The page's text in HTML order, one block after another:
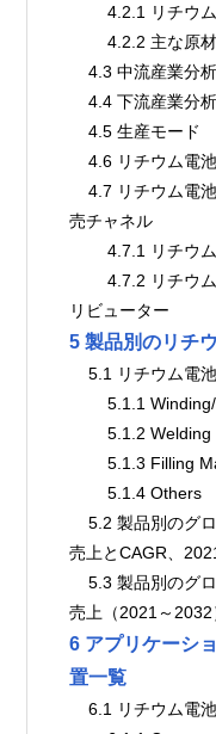
4.2.1
4.2.2
    4.3 中流産業分析
    4.4 下流産業分析
    4.5 生産モード
4.6 リチウム
    4.7 リチウム電池組立装置業界の販売モデルと販
売チャネル
4.7.1
        4.7.2 リチウム電池組立装置代表的なディスト
リビューター
5 製品別のリチ
5.1 リチウム
5.1.1
5.1.2
5.1.3
        5.1.4 Others
    5.2 製品別のグローバルリチウム電池組立装置の
売上とCAGR、
    5.3 製品別のグローバルリチウム電池組立装置の
売上（2021～2032
6 アプリケーシ
置一覧
6.1 リチウム